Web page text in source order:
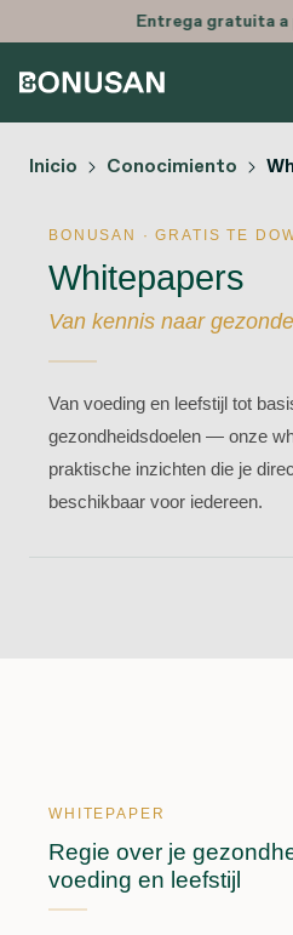
Entrega gratuita
Inicio Conocimiento
BONUSAN · GRATIS TE
Whitepapers
Van kennis naar
Van voeding en leefstijl tot
gezondheidsdoelen — onze
praktische inzichten die je
beschikbaar voor iedereen.
WHITEPAPER
Regie over je
voeding en leefstijl